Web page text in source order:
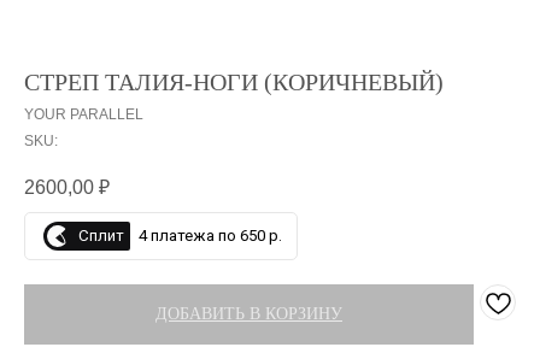
СТРЕП ТАЛИЯ-НОГИ (КОРИЧНЕВЫЙ)
YOUR PARALLEL
SKU:
2600,00 ₽
Сплит 4 платежа по 650 р.
ДОБАВИТЬ В КОРЗИНУ